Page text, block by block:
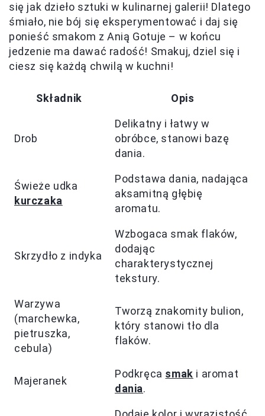
się jak dzieło sztuki w kulinarnej galerii! Dlatego
śmiało, nie bój się eksperymentować i daj się
ponieść smakom z Anią Gotuje – w końcu
jedzenie ma dawać radość! Smakuj, dziel się i
ciesz się każdą chwilą w kuchni!
Składnik Opis
Drob
Delikatny i łatwy w
obróbce, stanowi bazę
dania.
Świeże udka
kurczaka
Podstawa dania, nadająca
aksamitną głębię
aromatu.
Skrzydło z indyka
Wzbogaca smak flaków,
dodając
charakterystycznej
tekstury.
Warzywa
(marchewka,
pietruszka,
cebula)
Tworzą znakomity bulion,
który stanowi tło dla
flaków.
Majeranek
Podkręca smak i aromat
dania.